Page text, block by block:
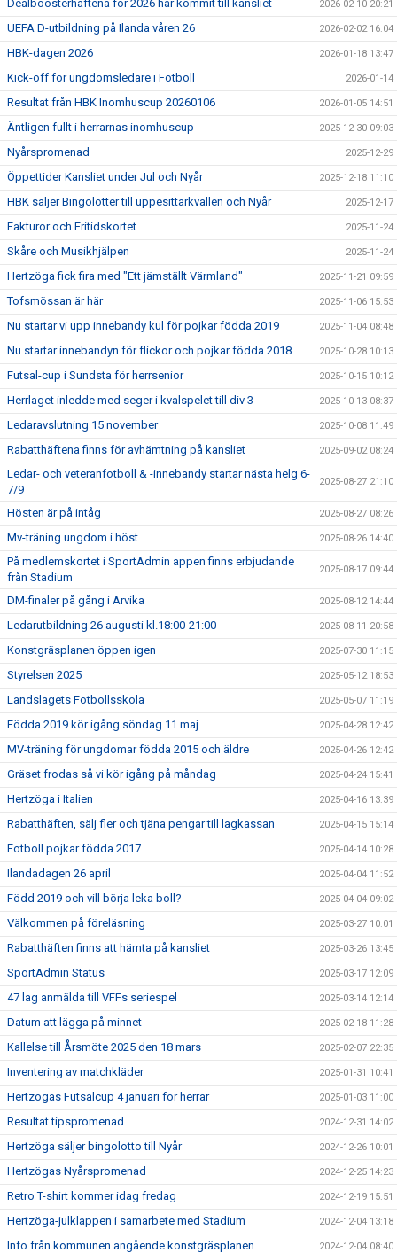
Dealboosterhäftena för 2026 har kommit till kansliet 2026-02-10 20:21
UEFA D-utbildning på Ilanda våren 26 2026-02-02 16:04
HBK-dagen 2026 2026-01-18 13:47
Kick-off för ungdomsledare i Fotboll 2026-01-14
Resultat från HBK Inomhuscup 20260106 2026-01-05 14:51
Äntligen fullt i herrarnas inomhuscup 2025-12-30 09:03
Nyårspromenad 2025-12-29
Öppettider Kansliet under Jul och Nyår 2025-12-18 11:10
HBK säljer Bingolotter till uppesittarkvällen och Nyår 2025-12-17
Fakturor och Fritidskortet 2025-11-24
Skåre och Musikhjälpen 2025-11-24
Hertzöga fick fira med "Ett jämställt Värmland" 2025-11-21 09:59
Tofsmössan är här 2025-11-06 15:53
Nu startar vi upp innebandy kul för pojkar födda 2019 2025-11-04 08:48
Nu startar innebandyn för flickor och pojkar födda 2018 2025-10-28 10:13
Futsal-cup i Sundsta för herrsenior 2025-10-15 10:12
Herrlaget inledde med seger i kvalspelet till div 3 2025-10-13 08:37
Ledaravslutning 15 november 2025-10-08 11:49
Rabatthäftena finns för avhämtning på kansliet 2025-09-02 08:24
Ledar- och veteranfotboll & -innebandy startar nästa helg 6-
7/9
2025-08-27 21:10
Hösten är på intåg 2025-08-27 08:26
Mv-träning ungdom i höst 2025-08-26 14:40
På medlemskortet i SportAdmin appen finns erbjudande
från Stadium
2025-08-17 09:44
DM-finaler på gång i Arvika 2025-08-12 14:44
Ledarutbildning 26 augusti kl.18:00-21:00 2025-08-11 20:58
Konstgräsplanen öppen igen 2025-07-30 11:15
Styrelsen 2025 2025-05-12 18:53
Landslagets Fotbollsskola 2025-05-07 11:19
Födda 2019 kör igång söndag 11 maj. 2025-04-28 12:42
MV-träning för ungdomar födda 2015 och äldre 2025-04-26 12:42
Gräset frodas så vi kör igång på måndag 2025-04-24 15:41
Hertzöga i Italien 2025-04-16 13:39
Rabatthäften, sälj fler och tjäna pengar till lagkassan 2025-04-15 15:14
Fotboll pojkar födda 2017 2025-04-14 10:28
Ilandadagen 26 april 2025-04-04 11:52
Född 2019 och vill börja leka boll? 2025-04-04 09:02
Välkommen på föreläsning 2025-03-27 10:01
Rabatthäften finns att hämta på kansliet 2025-03-26 13:45
SportAdmin Status 2025-03-17 12:09
47 lag anmälda till VFFs seriespel 2025-03-14 12:14
Datum att lägga på minnet 2025-02-18 11:28
Kallelse till Årsmöte 2025 den 18 mars 2025-02-07 22:35
Inventering av matchkläder 2025-01-31 10:41
Hertzögas Futsalcup 4 januari för herrar 2025-01-03 11:00
Resultat tipspromenad 2024-12-31 14:02
Hertzöga säljer bingolotto till Nyår 2024-12-26 10:01
Hertzögas Nyårspromenad 2024-12-25 14:23
Retro T-shirt kommer idag fredag 2024-12-19 15:51
Hertzöga-julklappen i samarbete med Stadium 2024-12-04 13:18
Info från kommunen angående konstgräsplanen 2024-12-04 08:40